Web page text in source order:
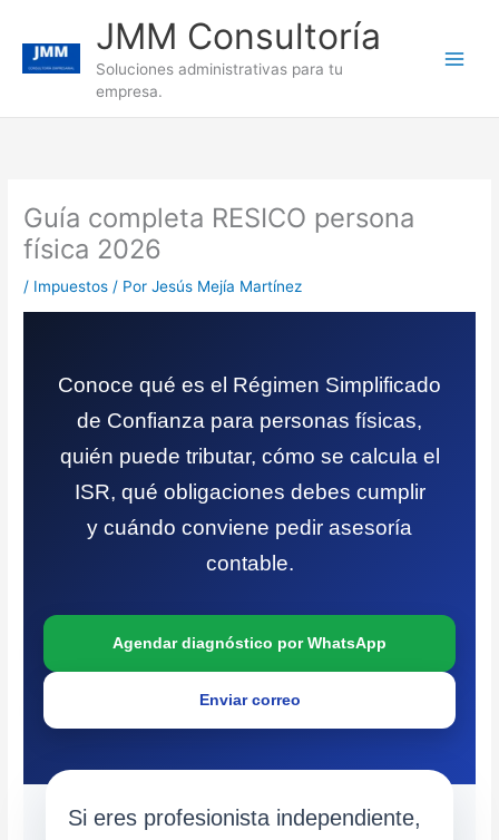
contenido
JMM Consultoría
Soluciones administrativas para tu
empresa.
Guía completa RESICO persona
física 2026
/ Impuestos / PorJesús Mejía Martínez
Conoce qué es el Régimen Simplificado
de Confianza para personas físicas,
quién puede tributar, cómo se calcula el
ISR, qué obligaciones debes cumplir
y cuándo conviene pedir asesoría
contable.
Agendar diagnóstico por WhatsApp
Enviar correo
Si eres profesionista independiente,